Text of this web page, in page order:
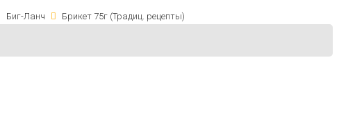
Биг-Ланч Брикет 75г (Традиц. рецепты)